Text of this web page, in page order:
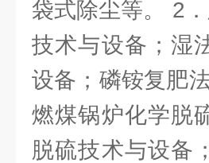
袋式除尘等。 2
技术与设备；湿
设备；磷铵复肥
燃煤锅炉化学脱
脱硫技术与设备